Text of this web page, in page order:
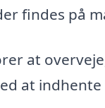
findes på
at
at